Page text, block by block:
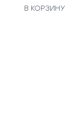
В КОРЗИНУ